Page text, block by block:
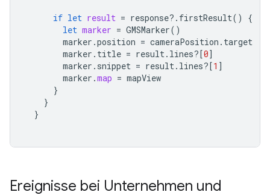
if let result = response?. firstResult()
{
let marker = GMSMarker()
marker .position = cameraPosition . target
marker . title = result. lines?[0]
marker . snippet = result. lines?[1 ]
marker .map = mapView
}
}
}
Ereignisse bei Unternehmen und